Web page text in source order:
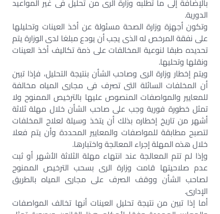
بالإضافة إلى ما تطلبه وزارة الرى من تحليل فى غير المواعيد
الدورية.
وتكون أجهزة وزارة الصحة مسئولة عن أخذ العينات وتحليلها
على نفقة المرخص له الذى يجب أن يودع مبلغا لدى الوزارة يتم
تحديده طبقا لنوعية المخالفات على ذمة تكاليف أخذ العينات
ونقلها وتحليها.
ويتم إخطار وزارة الرى وصاحب الشأن بنتيجة التحليل، فإذا تبين
أن المخلفات السائلة التى تصرف فى مجارى المياه مخالفة
للمعايير والمواصفات المنصوص عليها بالترخيص الممنوح ولا
تمثل خطورة فورية وجب على صاحب الشأن خلال مهلة ثلاثة
أشهر من تاريخ إخطاره بذلك أن يتخذ وسيلة لعلاح المخلفات
لتصبح مطابقة للمواصفات والمعايير المحددة وأن يتم فعلا
خلال هذه المهلة إجراء المعالجة واختبارها.
وإذا لم تتم المعالجة عند انتهاء مهلة الثلاثة الأشهر أو ثبت
عدم صلاحيتها قامت وزارة الرى بسحب الترخيص الممنوح
لصاحب الشأن ووقف الصرف على مجارى المياه بالطريق
الإدارى.
أما إذا تبين من نتيجة تحليل العينات أنها تخالف المواصفات